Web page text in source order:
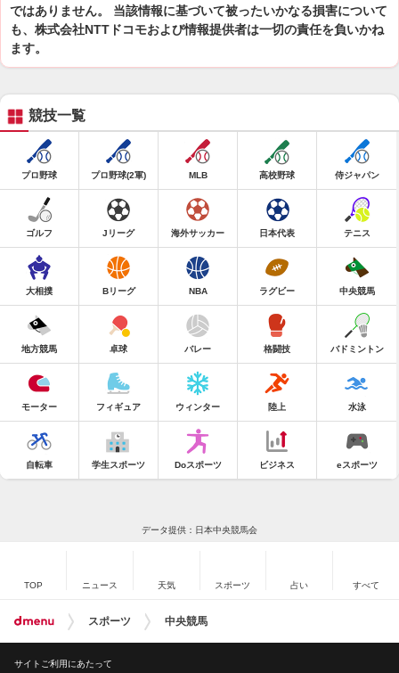
ではありません。 当該情報に基づいて被ったいかなる損害について
も、株式会社NTTドコモおよび情報提供者は一切の責任を負いかね
ます。
競技一覧
プロ野球 プロ野球(2軍) MLB 高校野球 侍ジャパン
ゴルフ Jリーグ 海外サッカー 日本代表 テニス
大相撲 Bリーグ NBA ラグビー 中央競馬
地方競馬 卓球 バレー 格闘技 バドミントン
モーター フィギュア ウィンター 陸上 水泳
自転車 学生スポーツ Doスポーツ ビジネス eスポーツ
データ提供：日本中央競馬会
TOP ニュース 天気 スポーツ 占い すべて
スポーツ 中央競馬
サイトご利用にあたって